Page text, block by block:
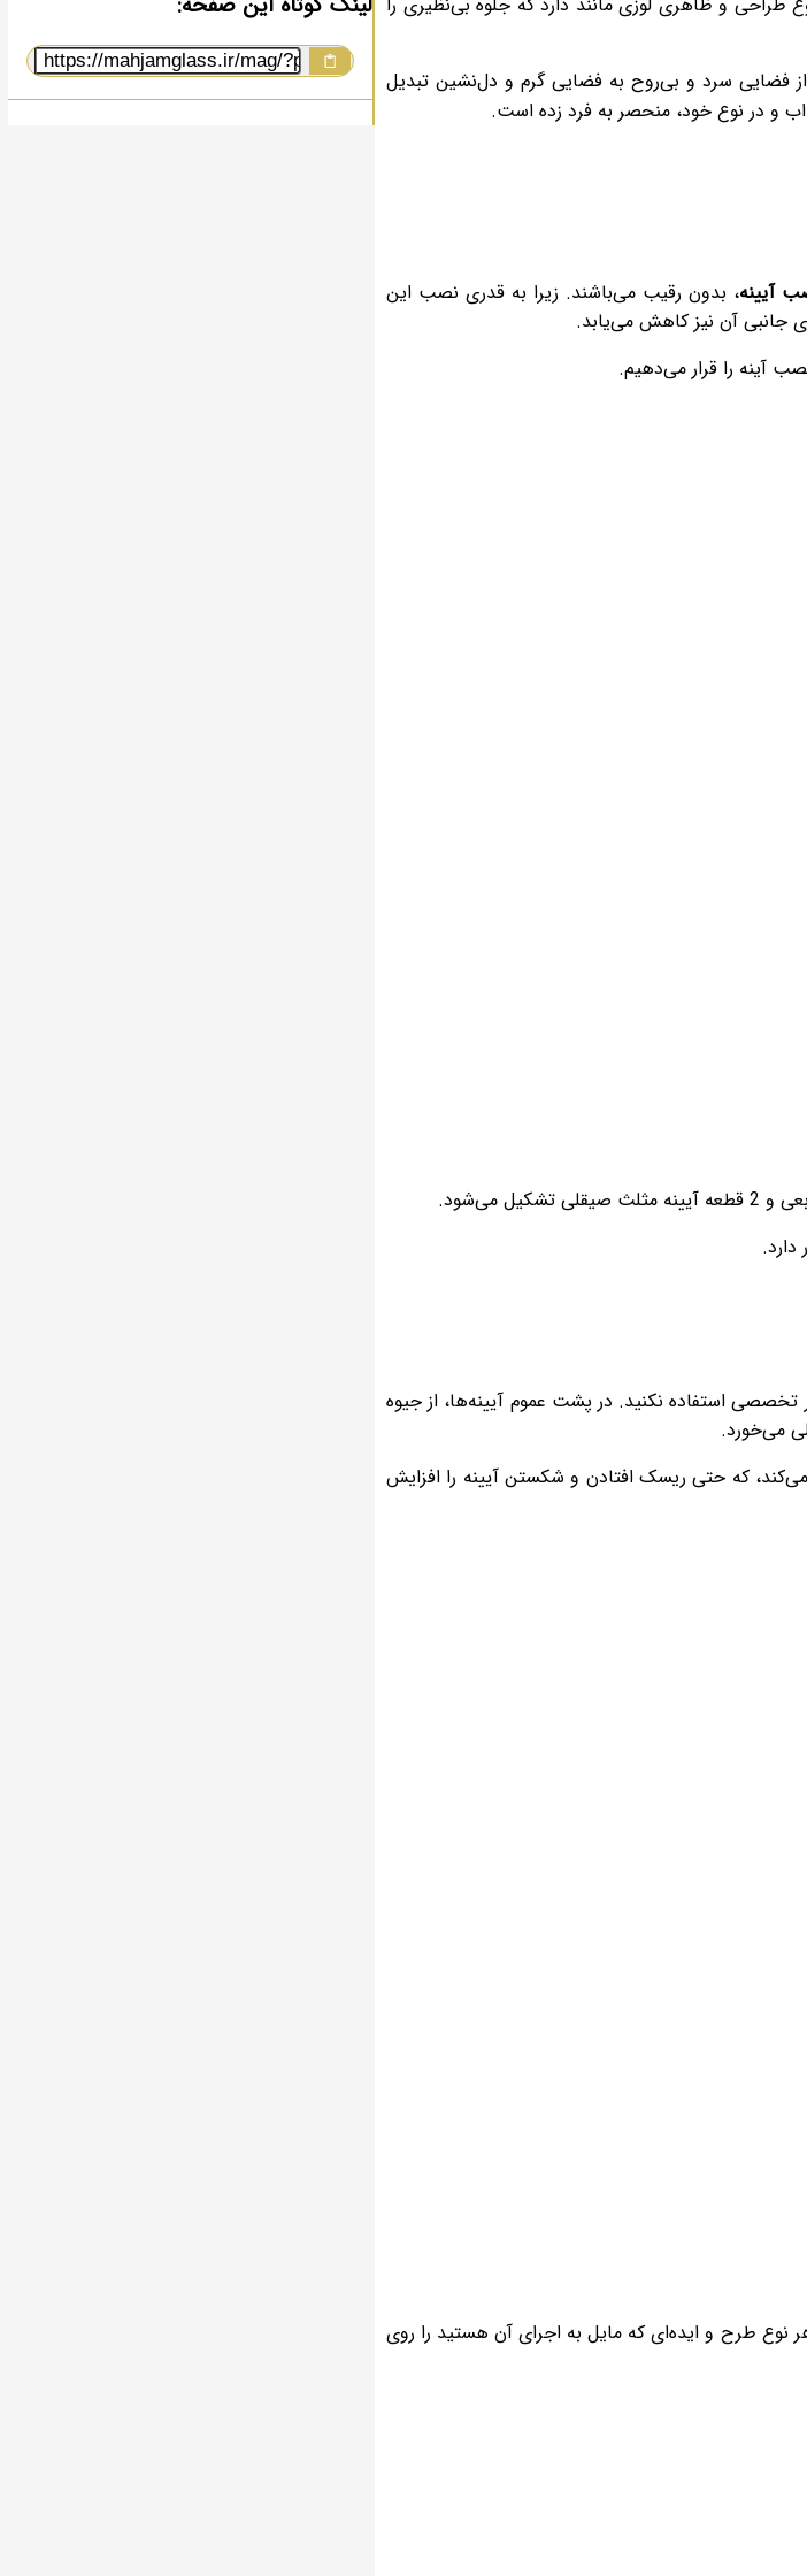
فضایی سرد و بی‌روح به فضایی گرم و دل‌نشین تبدیل
و در نوع خود، منحصر به فرد زده است.
آیینه، بدون رقیب‌ می‌باشند. زیرا به قدری نصب این
جانبی آن نیز کاهش می‌یابد.
آینه را قرار می‌دهیم.
استفاده نکنید. در پشت عموم آیینه‌ها، از جیوه
می‌خورد.
که حتی ریسک افتادن و شکستن آیینه را افزایش
نوع طرح و ایده‌ای که مایل به اجرای آن هستید را روی